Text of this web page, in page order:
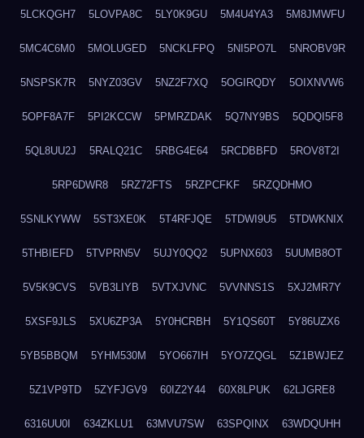
5LCKQGH7 5LOVPA8C 5LY0K9GU 5M4U4YA3 5M8JMWFU
5MC4C6M0 5MOLUGED 5NCKLFPQ 5NI5PO7L 5NROBV9R
5NSPSK7R 5NYZ03GV 5NZ2F7XQ 5OGIRQDY 5OIXNVW6
5OPF8A7F 5PI2KCCW 5PMRZDAK 5Q7NY9BS 5QDQI5F8
5QL8UU2J 5RALQ21C 5RBG4E64 5RCDBBFD 5ROV8T2I
5RP6DWR8 5RZ72FTS 5RZPCFKF 5RZQDHMO
5SNLKYWW 5ST3XE0K 5T4RFJQE 5TDWI9U5 5TDWKNIX
5THBIEFD 5TVPRN5V 5UJY0QQ2 5UPNX603 5UUMB8OT
5V5K9CVS 5VB3LIYB 5VTXJVNC 5VVNNS1S 5XJ2MR7Y
5XSF9JLS 5XU6ZP3A 5Y0HCRBH 5Y1QS60T 5Y86UZX6
5YB5BBQM 5YHM530M 5YO667IH 5YO7ZQGL 5Z1BWJEZ
5Z1VP9TD 5ZYFJGV9 60IZ2Y44 60X8LPUK 62LJGRE8
6316UU0I 634ZKLU1 63MVU7SW 63SPQINX 63WDQUHH